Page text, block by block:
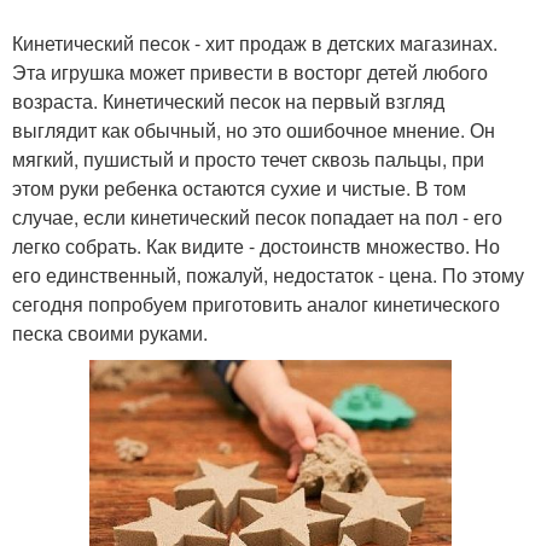
Кинетический песок - хит продаж в детских магазинах.
Эта игрушка может привести в восторг детей любого
возраста. Кинетический песок на первый взгляд
выглядит как обычный, но это ошибочное мнение. Он
мягкий, пушистый и просто течет сквозь пальцы, при
этом руки ребенка остаются сухие и чистые. В том
случае, если кинетический песок попадает на пол - его
легко собрать. Как видите - достоинств множество. Но
его единственный, пожалуй, недостаток - цена. По этому
сегодня попробуем приготовить аналог кинетического
песка своими руками.